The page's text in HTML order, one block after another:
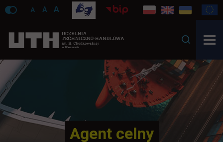
A A A
Agent celny